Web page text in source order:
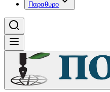
Παραθυρο